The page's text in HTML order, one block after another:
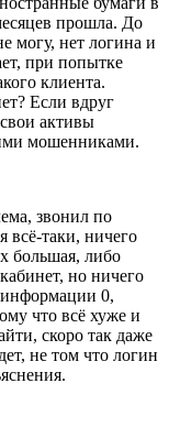
прошла. До
могу, нет логина и
при попытке
клиента.
Если вдруг
активы
мошенниками.
звонил по
всё-таки, ничего
большая, либо
но ничего
информации 0,
что всё хуже и
скоро так даже
не том что логин